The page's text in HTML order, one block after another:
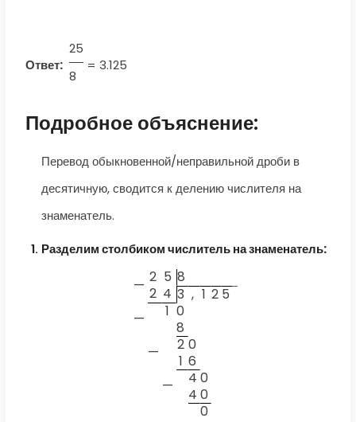
Ответ:
25
8
= 3.125
Подробное объяснение:
Перевод обыкновенной/неправильной дроби в
десятичную, сводится к делению числителя на
знаменатель.
Разделим столбиком числитель на знаменатель:
— 2 5 8
2 4 3 , 1 2 5
—
1 0
8
—
2 0
1 6
—
4 0
4 0
0